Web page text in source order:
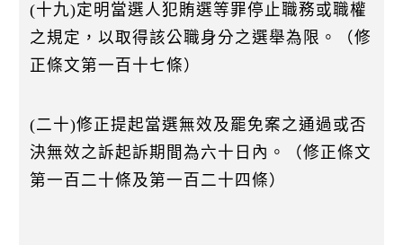
(十九)定明當選人犯賄選等罪停止職務或職權
之規定，以取得該公職身分之選舉為限。（修
正條文第一百十七條）
(二十)修正提起當選無效及罷免案之通過或否
決無效之訴起訴期間為六十日內。（修正條文
第一百二十條及第一百二十四條）